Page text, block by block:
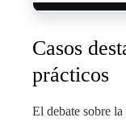
Casos
prácticos
El debate sobre